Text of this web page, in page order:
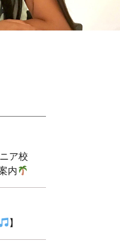
ニア校
内
】